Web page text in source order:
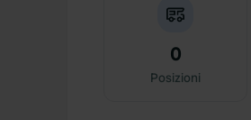
0
Posizioni